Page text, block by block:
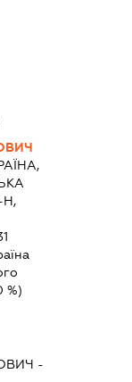
Н,
%)
-